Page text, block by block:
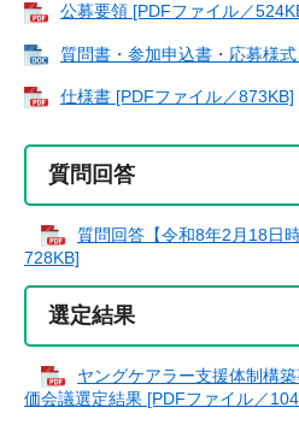
公募要領 [PDFファイル／
質問書・参加申込書・応募様
仕様書 [PDFファイル／873KB]
質問回答
質問回答【令和8年2月18日
728KB]
選定結果
ヤングケアラー支援体制構
価会議選定結果 [PDFファイル／